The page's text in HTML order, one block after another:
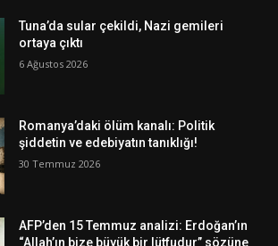
Tuna’da sular çekildi, Nazi gemileri
ortaya çıktı
6 Ağustos 2026
Romanya’daki ölüm kanalı: Politik
şiddetin ve edebiyatın tanıklığı!
30 Temmuz 2026
AFP’den 15 Temmuz analizi: Erdoğan’ın
“Allah’ın bize büyük bir lütfudur” sözüne